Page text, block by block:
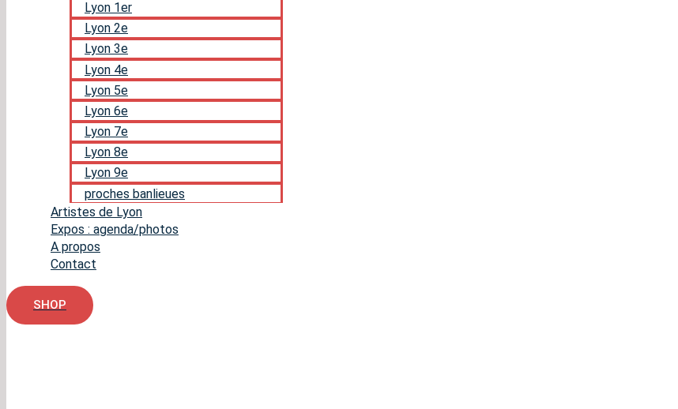
Lyon 1er
Lyon 2e
Lyon 3e
Lyon 4e
Lyon 5e
Lyon 6e
Lyon 7e
Lyon 8e
Lyon 9e
proches banlieues
Artistes de Lyon
Expos : agenda/photos
A propos
Contact
SHOP